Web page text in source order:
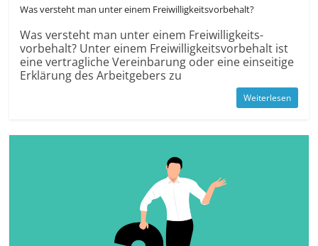
Was versteht man unter einem Freiwilligkeits­vorbehalt?
Was versteht man unter einem Freiwilligkeits­
vorbehalt? Unter einem Freiwilligkeits­vorbehalt ist
eine vertragliche Vereinbarung oder eine einseitige
Erklärung des Arbeit­gebers zu
Weiterlesen